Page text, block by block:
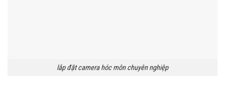
lắp đặt camera hóc môn chuyên nghiệp